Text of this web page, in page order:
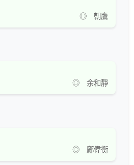
◎ 朝鷹
◎ 余和靜
◎ 鄺偉衡